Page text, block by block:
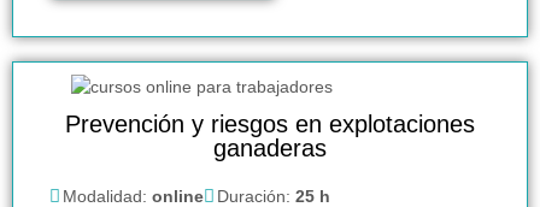
Prevención y riesgos en explotaciones
ganaderas
Modalidad: online Duración: 25 h